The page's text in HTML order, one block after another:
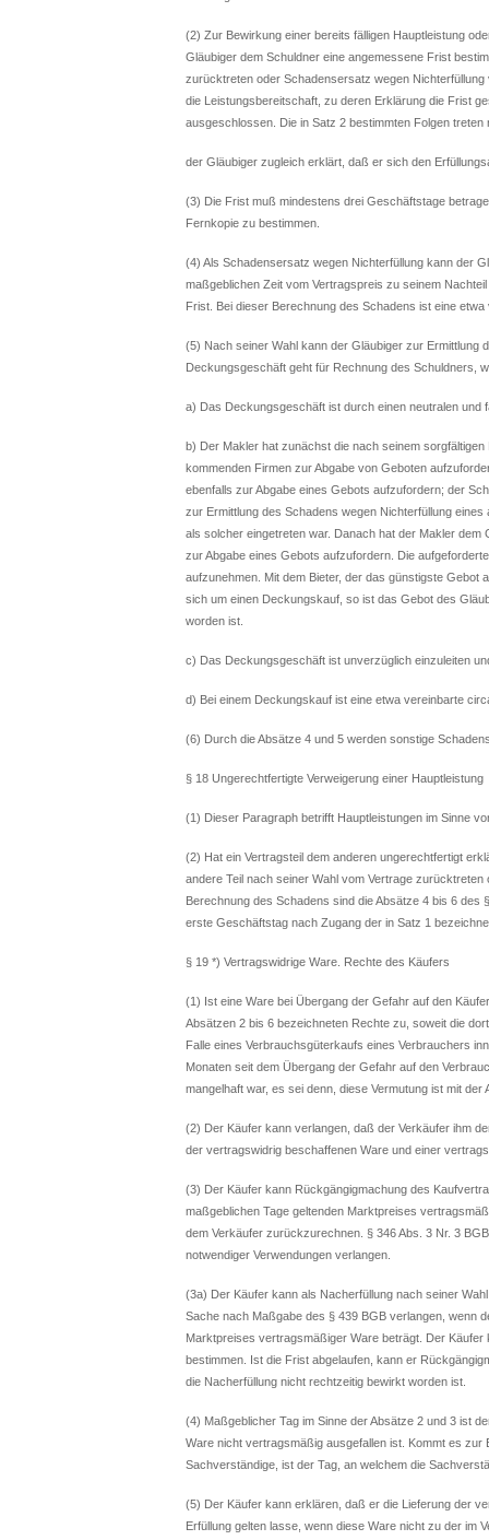
(2) Zur Bewirkung einer bereits fälligen Hauptleistung
Gläubiger dem Schuldner eine angemessene Frist
zurücktreten oder Schadensersatz wegen
die Leistungsbereitschaft, zu deren Erklärung die Frist
ausgeschlossen. Die in Satz 2 bestimmten Folgen treten
der Gläubiger zugleich erklärt, daß er sich den
(3) Die Frist muß mindestens drei Geschäftstage
Fernkopie zu bestimmen.
(4) Als Schadensersatz wegen Nichterfüllung kann der
maßgeblichen Zeit vom Vertragspreis zu seinem
Frist. Bei dieser Berechnung des Schadens ist eine
(5) Nach seiner Wahl kann der Gläubiger zur
Deckungsgeschäft geht für Rechnung des Schuldners,
a) Das Deckungsgeschäft ist durch einen neutralen und
b) Der Makler hat zunächst die nach seinem
kommenden Firmen zur Abgabe von Geboten
ebenfalls zur Abgabe eines Gebots aufzufordern; der
zur Ermittlung des Schadens wegen Nichterfüllung
als solcher eingetreten war. Danach hat der Makler
zur Abgabe eines Gebots aufzufordern. Die
aufzunehmen. Mit dem Bieter, der das günstigste
sich um einen Deckungskauf, so ist das Gebot des
worden ist.
c) Das Deckungsgeschäft ist unverzüglich einzuleiten
d) Bei einem Deckungskauf ist eine etwa vereinbarte
(6) Durch die Absätze 4 und 5 werden sonstige
§ 18 Ungerechtfertigte Verweigerung einer Hauptleistung
(1) Dieser Paragraph betrifft Hauptleistungen im Sinne
(2) Hat ein Vertragsteil dem anderen ungerechtfertigt
andere Teil nach seiner Wahl vom Vertrage
Berechnung des Schadens sind die Absätze 4 bis 6 des
erste Geschäftstag nach Zugang der in Satz 1
§ 19 *) Vertragswidrige Ware. Rechte des Käufers
(1) Ist eine Ware bei Übergang der Gefahr auf den
Absätzen 2 bis 6 bezeichneten Rechte zu, soweit die
Falle eines Verbrauchsgüterkaufs eines Verbrauchers
Monaten seit dem Übergang der Gefahr auf den
mangelhaft war, es sei denn, diese Vermutung ist mit
(2) Der Käufer kann verlangen, daß der Verkäufer ihm
der vertragswidrig beschaffenen Ware und einer
(3) Der Käufer kann Rückgängigmachung des
maßgeblichen Tage geltenden Marktpreises
dem Verkäufer zurückzurechnen. § 346 Abs. 3 Nr. 3
notwendiger Verwendungen verlangen.
(3a) Der Käufer kann als Nacherfüllung nach seiner
Sache nach Maßgabe des § 439 BGB verlangen, wenn
Marktpreises vertragsmäßiger Ware beträgt. Der
bestimmen. Ist die Frist abgelaufen, kann er
die Nacherfüllung nicht rechtzeitig bewirkt worden ist.
(4) Maßgeblicher Tag im Sinne der Absätze 2 und 3 ist
Ware nicht vertragsmäßig ausgefallen ist. Kommt es
Sachverständige, ist der Tag, an welchem die
(5) Der Käufer kann erklären, daß er die Lieferung der
Erfüllung gelten lasse, wenn diese Ware nicht zu der im